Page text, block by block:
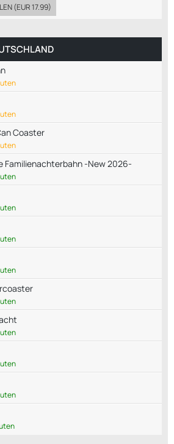
(EUR 17.99)
Coaster
Familienachterbahn -New 2026-